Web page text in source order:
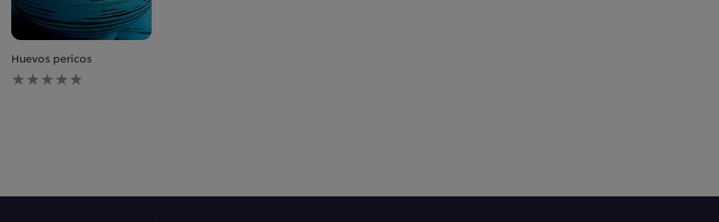
Huevos pericos
No
se